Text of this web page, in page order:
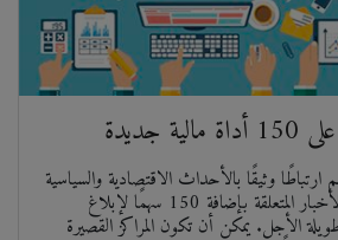
جديدة
ارتباطًا وثيقًا بالأحداث الاقتصادية والسياسية
العالمية ، يمكن استخدام الأخبار المتعلقة بإضافة 150 سهمًا لإبلاغ
الأجل. يمكن أن تكون المراكز القصيرة